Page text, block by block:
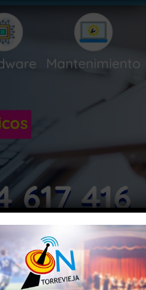
Torrevieja, han organizado una